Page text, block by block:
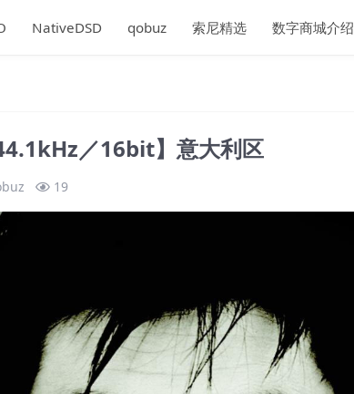
NativeDSD qobuz 索尼精选 数字商城介绍
／16bit】意大利区
19